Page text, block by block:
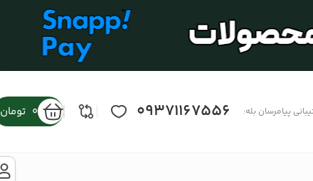
پیامرسان بله: 09371167556
0 تومان